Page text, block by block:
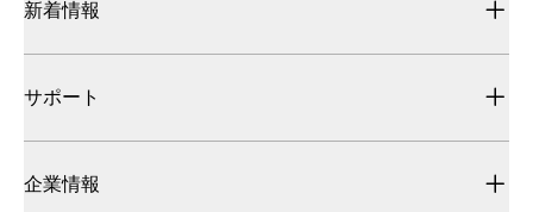
新着情報
サポート
企業情報